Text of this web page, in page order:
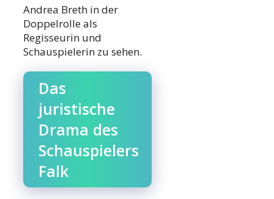
Andrea Breth in der
Doppelrolle als
Regisseurin und
Schauspielerin zu sehen.
Das
juristische
Drama des
Schauspielers
Falk